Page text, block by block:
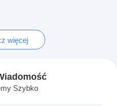
i papieru śledzącego
więcej
Szybko